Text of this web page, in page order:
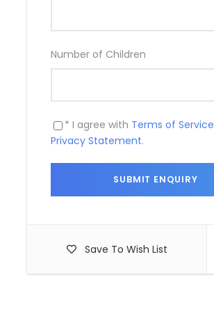
Number of Children
* I agree with Terms of Service
Privacy Statement.
Save To Wish List
Photos